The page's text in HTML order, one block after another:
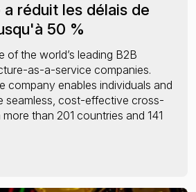
réduit les délais de
50 %
of the world’s leading B2B
as-a-service companies.
company enables individuals and
seamless, cost-effective cross-
than 201 countries and 141